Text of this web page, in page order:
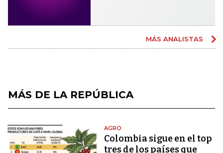
MÁS ANALISTAS
MÁS DE LA REPÚBLICA
AGRO
Colombia sigue en el top
tres de los países que